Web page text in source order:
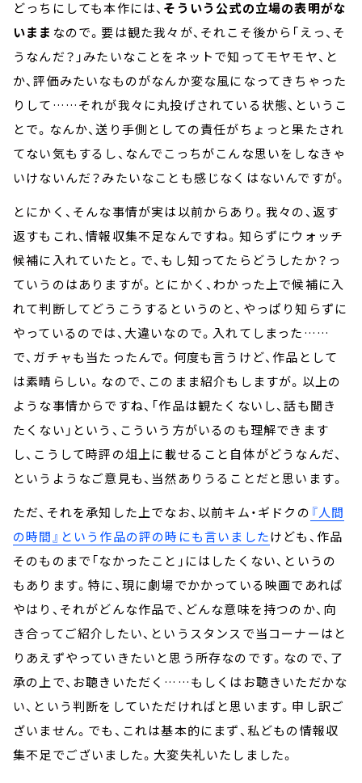
どっちにしても本作には、 そういう公式の立場の表明がな
いまま なので。要は観た我々が、それこそ後から「えっ、そ
うなんだ？」みたいなことをネットで知ってモヤモヤ、と
か、評価みたいなものがなんか変な風になってきちゃった
りして……それが我々に丸投げされている状態、というこ
とで。なんか、送り手側としての責任がちょっと果たされ
てない気もするし、なんでこっちがこんな思いをしなきゃ
いけないんだ？みたいなことも感じなくはないんですが。
とにかく、そんな事情が実は以前からあり。我々の、返す
返すもこれ、情報収集不足なんですね。知らずにウォッチ
候補に入れていたと。で、もし知ってたらどうしたか？っ
ていうのはありますが。とにかく、わかった上で候補に入
れて判断してどうこうするというのと、やっぱり知らずに
やっているのでは、大違いなので。入れてしまった……
で、ガチャも当たったんで。何度も言うけど、作品として
は素晴らしい。なので、このまま紹介もしますが。以上の
ような事情からですね、「作品は観たくないし、話も聞き
たくない」という、こういう方がいるのも理解できます
し、こうして時評の俎上に載せること自体がどうなんだ、
というようなご意見も、当然ありうることだと思います。
ただ、それを承知した上でなお、以前キム・ギドクの 『人間
の時間』という作品の評の時にも言いましたけども、作品
そのものまで「なかったこと」にはしたくない、というの
もあります。特に、現に劇場でかかっている映画であれば
やはり、それがどんな作品で、どんな意味を持つのか、向
き合ってご紹介したい、というスタンスで当コーナーはと
りあえずやっていきたいと思う所存なのです。なので、了
承の上で、お聴きいただく……もしくはお聴きいただかな
い、という判断をしていただければと思います。申し訳ご
ざいません。でも、これは基本的にまず、私どもの情報収
集不足でございました。大変失礼いたしました。